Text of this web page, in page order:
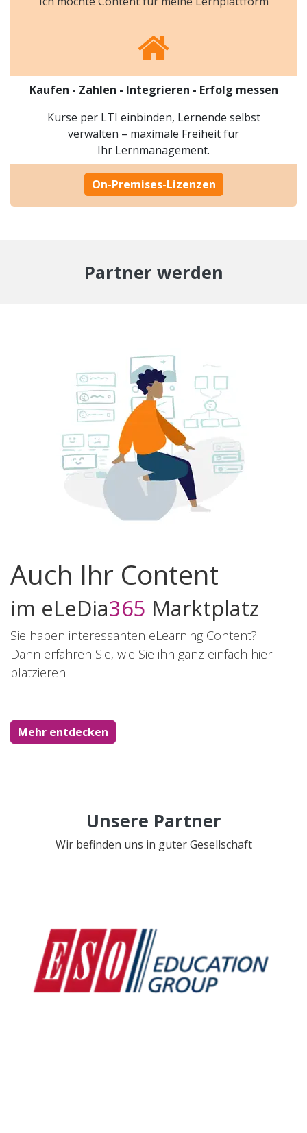
​Kaufen - Zahlen - Integrieren - Erfolg messen
Kurse per LTI einbinden, Lernende selbst
verwalten – maximale Freiheit für
Ihr Lernmanagement.
On-Premises-Lizenzen
Partner werden
Auch Ihr Content
im eLeDia365 Marktplatz
Sie haben interessanten eLearning Content?
Dann erfahren Sie, wie Sie ihn ganz einfach hier
platzieren
Mehr entdecken
Unsere Partner
Wir befinden uns in guter Gesellschaft